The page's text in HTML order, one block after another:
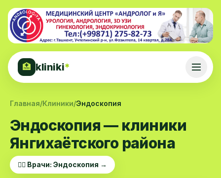
🏥 kliniki*
Главная/Клиники/Эндоскопия
Эндоскопия — клиники
Янгихаётского района
👨‍⚕️ Врачи: Эндоскопия →